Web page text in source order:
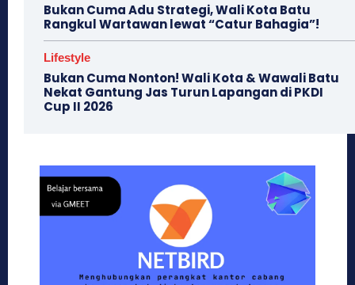
Bukan Cuma Adu Strategi, Wali Kota Batu
Rangkul Wartawan lewat “Catur Bahagia”!
Lifestyle
Bukan Cuma Nonton! Wali Kota & Wawali Batu
Nekat Gantung Jas Turun Lapangan di PKDI
Cup II 2026